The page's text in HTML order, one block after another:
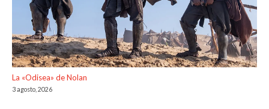
La «Odisea» de Nolan
3 agosto, 2026